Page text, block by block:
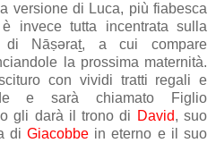
versione di Luca, più fiabesca
invece tutta incentrata sulla
di Nāṣǝraṯ, a cui compare
la prossima maternità.
con vividi tratti regali e
e sarà chiamato Figlio
gli darà il trono di David, suo
diGiacobbe in eterno e il suo